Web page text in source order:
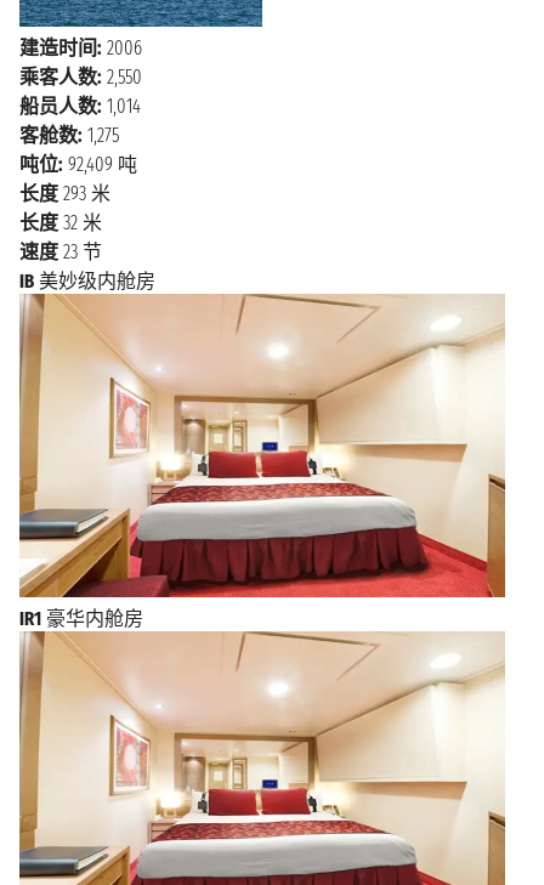
建造时间: 2006
乘客人数: 2,550
船员人数: 1,014
客舱数: 1,275
吨位: 92,409 吨
长度 293 米
长度 32 米
速度 23 节
IB 美妙级内舱房
IR1 豪华内舱房